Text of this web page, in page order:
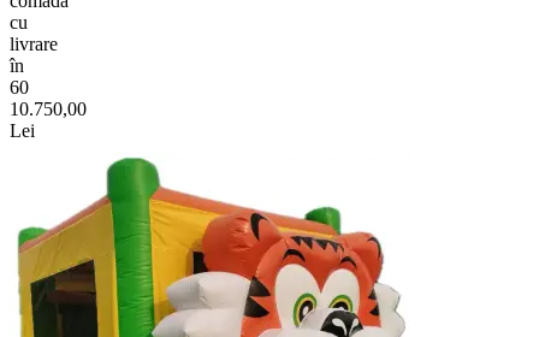
cu
livrare
în
60
10.750,00
Lei